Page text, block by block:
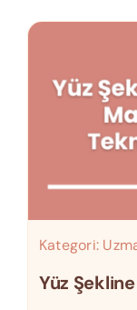
Kategori:
Yüz